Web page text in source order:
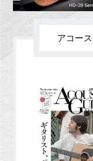
アコー